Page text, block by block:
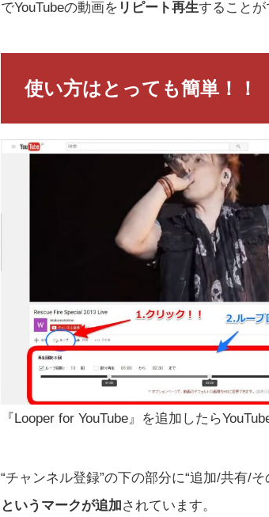
でYouTubeの動画を リピート再生することが
使い方はとっても簡単！！
『Looper for YouTube』を追加したら
“チャンネル登録”の下の部分に“追加/共有/
というマークが追加されています。